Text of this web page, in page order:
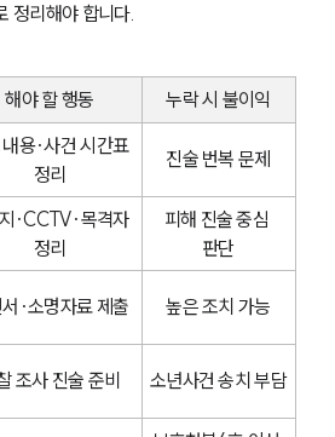
정리해야 합니다.
해야 할 행동
누락 시 불이익
용·사건 시간표
정리
진술 번복 문제
·CCTV·목격자
정리
피해 진술 중심
판단
·소명자료 제출 높은 조치 가능
조사 진술 준비 소년사건 송치 부담